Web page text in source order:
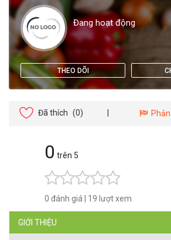
Đang hoạt động
THEO DÕI
Đã thích (0) Phản
0 trên 5
0 đánh giá 19 lượt xem
GIỚI THIỆU